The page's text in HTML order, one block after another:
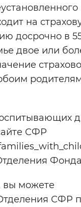
на
досрочно в
двое или
СФР
вы можете
СФР